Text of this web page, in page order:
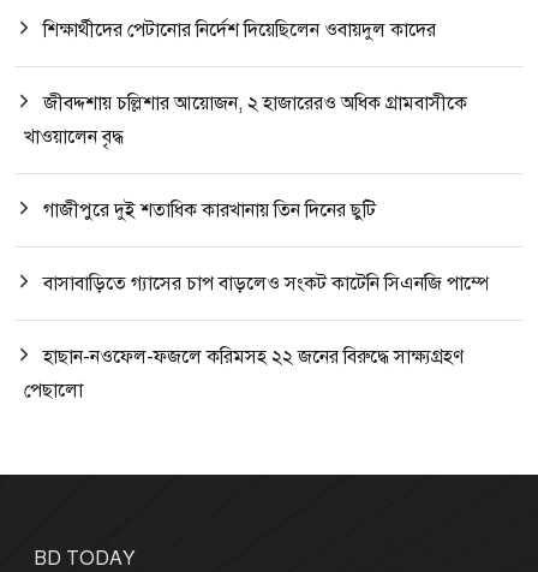
শিক্ষার্থীদের পেটানোর নির্দেশ দিয়েছিলেন ওবায়দুল কাদের
জীবদ্দশায় চল্লিশার আয়োজন, ২ হাজারেরও অধিক গ্রামবাসীকে
খাওয়ালেন বৃদ্ধ
গাজীপুরে দুই শতাধিক কারখানায় তিন দিনের ছুটি
বাসাবাড়িতে গ্যাসের চাপ বাড়লেও সংকট কাটেনি সিএনজি পাম্পে
হাছান-নওফেল-ফজলে করিমসহ ২২ জনের বিরুদ্ধে সাক্ষ্যগ্রহণ
পেছালো
BD TODAY